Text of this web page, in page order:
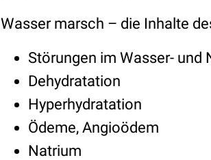
Wasser marsch – die Inhalte
Störungen im Wasser- und
Dehydratation
Hyperhydratation
Ödeme, Angioödem
Natrium